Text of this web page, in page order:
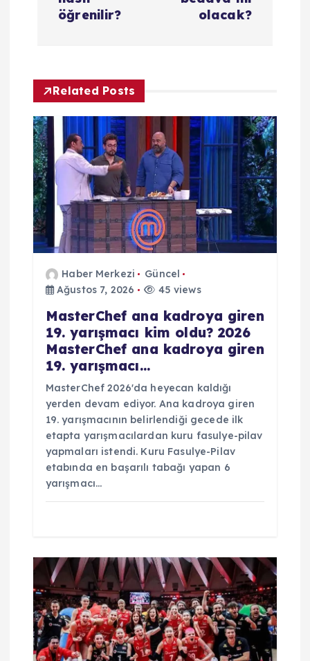
öğrenilir?
olacak?
Related Posts
Haber Merkezi
Güncel
Ağustos 7, 2026
45 views
MasterChef ana kadroya giren
19. yarışmacı kim oldu? 2026
MasterChef ana kadroya giren
19. yarışmacı…
MasterChef 2026'da heyecan kaldığı
yerden devam ediyor. Ana kadroya giren
19. yarışmacının belirlendiği gecede ilk
etapta yarışmacılardan kuru fasulye-pilav
yapmaları istendi. Kuru Fasulye-Pilav
etabında en başarılı tabağı yapan 6
yarışmacı…